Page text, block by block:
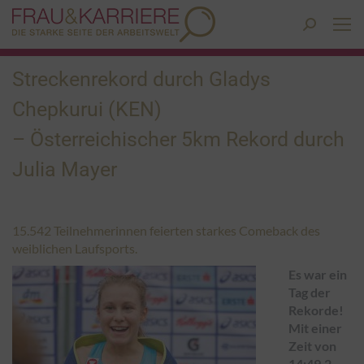
Search:
Streckenrekord durch Gladys
Chepkurui (KEN)
– Österreichischer 5km Rekord durch
Julia Mayer
15.542 Teilnehmerinnen feierten starkes Comeback des
weiblichen Laufsports.
Es war ein
Tag der
Rekorde!
Mit einer
Zeit von